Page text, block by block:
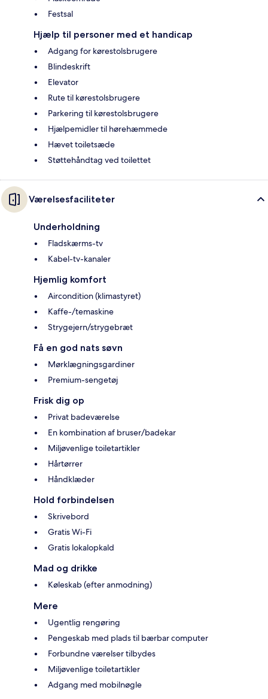
Festsal
Hjælp til personer med et handicap
Adgang for kørestolsbrugere
Blindeskrift
Elevator
Rute til kørestolsbrugere
Parkering til kørestolsbrugere
Hjælpemidler til hørehæmmede
Hævet toiletsæde
Støttehåndtag ved toilettet
Værelsesfaciliteter
Underholdning
Fladskærms-tv
Kabel-tv-kanaler
Hjemlig komfort
Aircondition (klimastyret)
Kaffe-/temaskine
Strygejern/strygebræt
Få en god nats søvn
Mørklægningsgardiner
Premium-sengetøj
Frisk dig op
Privat badeværelse
En kombination af bruser/badekar
Miljøvenlige toiletartikler
Hårtørrer
Håndklæder
Hold forbindelsen
Skrivebord
Gratis Wi-Fi
Gratis lokalopkald
Mad og drikke
Køleskab (efter anmodning)
Mere
Ugentlig rengøring
Pengeskab med plads til bærbar computer
Forbundne værelser tilbydes
Miljøvenlige toiletartikler
Adgang med mobilnøgle